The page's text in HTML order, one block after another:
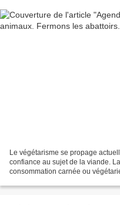
Le végétarisme se propage
confiance au sujet de la viande.
consommation carnée ou